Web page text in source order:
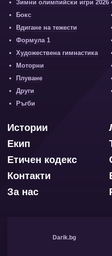
Зимни олимпийски игри 2026
Бокс
Вдигане на тежести
Формула 1
Художествена гимнастика
Моторни
Плуване
Други
Ръгби
Истории
Екип
Етичен кодекс
Контакти
За нас
Darik.bg